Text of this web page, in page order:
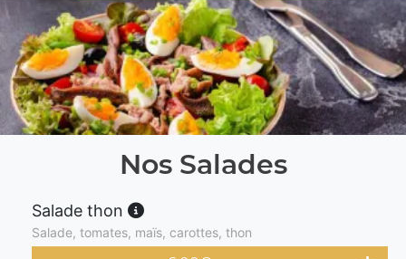
Nos Salades
Salade thon
Salade, tomates, maïs, carottes, thon